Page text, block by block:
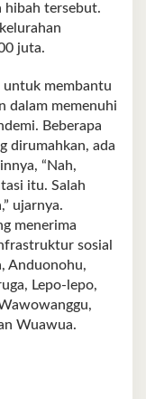
hibah tersebut.
juta.
untuk membantu
dalam memenuhi
Beberapa
dirumahkan, ada
“Nah,
itu. Salah
ujarnya.
menerima
sosial
Anduonohu,
Lepo-lepo,
Wuawua.